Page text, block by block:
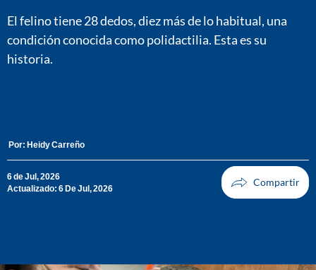
El felino tiene 28 dedos, diez más de lo habitual, una
condición conocida como polidactilia. Esta es su
historia.
Por: Heidy Carreño
6 de Jul, 2026
Actualizado: 6 De Jul, 2026